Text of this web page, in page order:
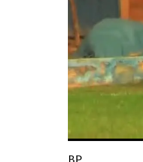
BP